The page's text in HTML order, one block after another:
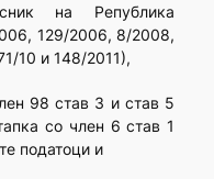
на Република
129/2006, 8/2008,
10 и 148/2011),
98 став 3 и став 5
со член 6 став 1
податоци и